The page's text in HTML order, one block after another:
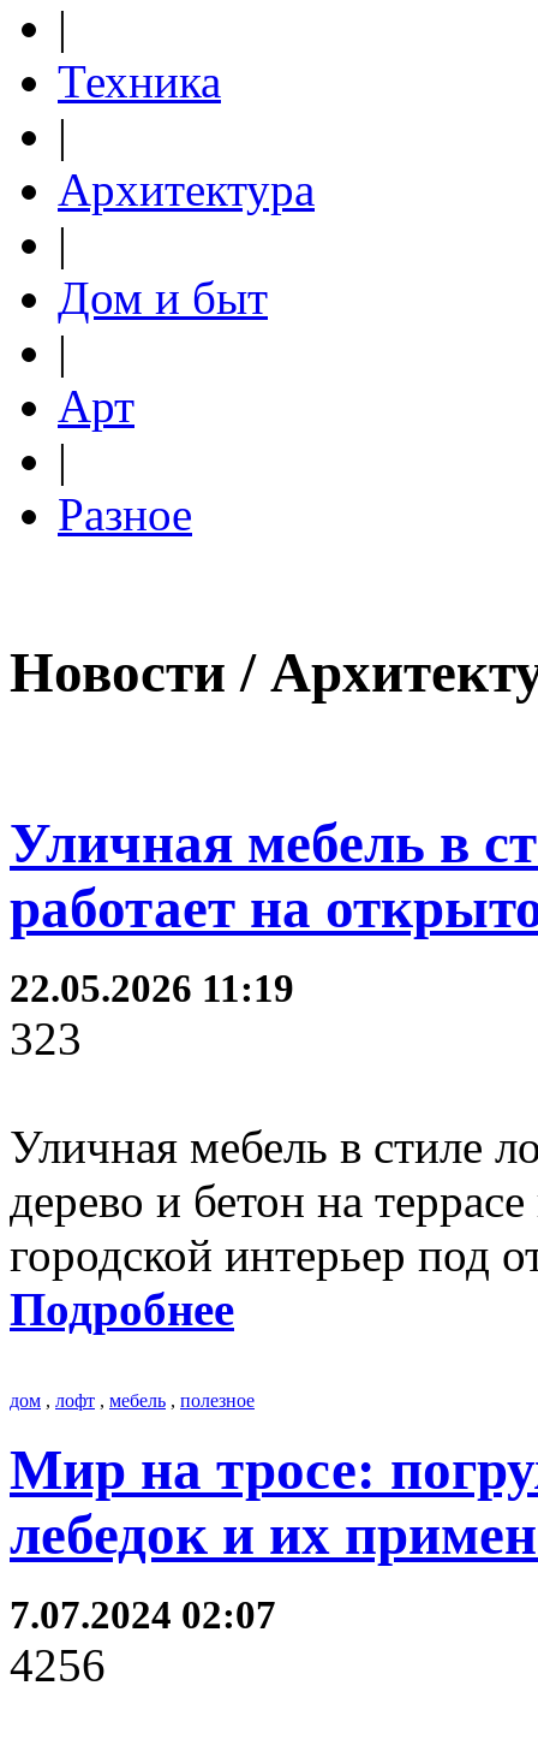
|
Техника
|
Архитектура
|
Дом и быт
|
Арт
|
Разное
Новости /
Уличная мебель в
работает на
22.05.2026 11:19
323
Уличная мебель в стиле
дерево и бетон на
городской интерьер под
Подробнее
дом , лофт , мебель , полезное
Мир на тросе:
лебедок и их
7.07.2024 02:07
4256